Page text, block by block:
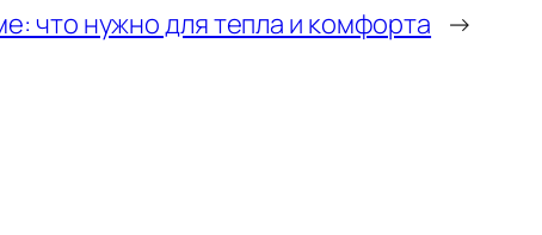
что нужно для тепла и комфорта →